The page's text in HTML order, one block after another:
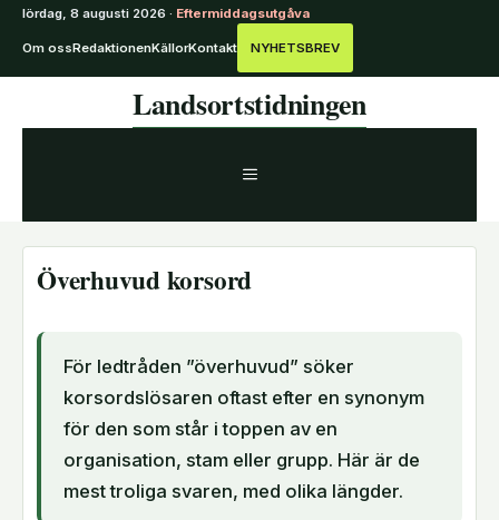
lördag, 8 augusti 2026 · Eftermiddagsutgåva
Om ossRedaktionenKällorKontakt NYHETSBREV
Landsortstidningen
MENY
Överhuvud korsord
För ledtråden ”överhuvud” söker
korsordslösaren oftast efter en synonym
för den som står i toppen av en
organisation, stam eller grupp. Här är de
mest troliga svaren, med olika längder.